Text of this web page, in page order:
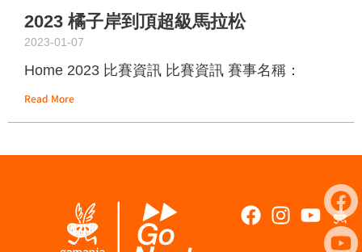
2023 橘子岸到頂超級馬拉松
2023-01-07
Home 2023 比賽資訊 比賽資訊 賽事名稱：
Read More